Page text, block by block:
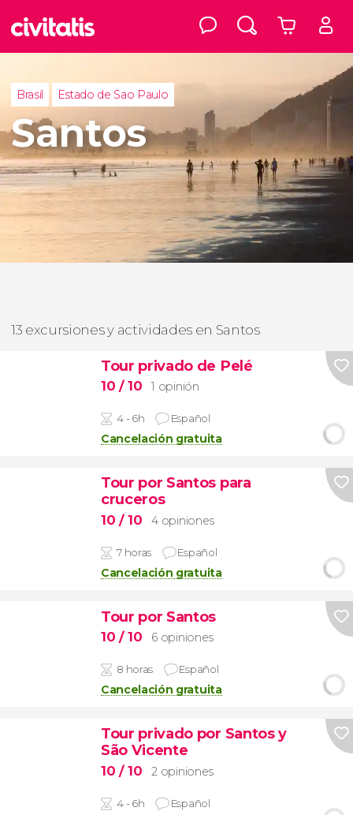
Brasil Estado de Sao Paulo
Santos
13 excursiones y actividades en Santos
Tour privado de Pelé
10 / 10 1 opinión
4 - 6h Español
Cancelación gratuita
Tour por Santos para
cruceros
10 / 10 4 opiniones
7 horas Español
Cancelación gratuita
Tour por Santos
10 / 10 6 opiniones
8 horas Español
Cancelación gratuita
Tour privado por Santos y
São Vicente
10 / 10 2 opiniones
4 - 6h Español